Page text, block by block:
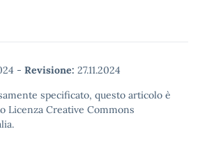
- Revisione: 27.11.2024
specificato, questo articolo è
Licenza Creative Commons